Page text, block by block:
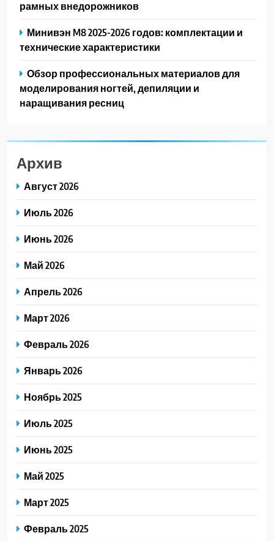
рамных внедорожников
Минивэн M8 2025-2026 годов: комплектации и
технические характеристики
Обзор профессиональных материалов для
моделирования ногтей, депиляции и
наращивания ресниц
Архив
Август 2026
Июль 2026
Июнь 2026
Май 2026
Апрель 2026
Март 2026
Февраль 2026
Январь 2026
Ноябрь 2025
Июль 2025
Июнь 2025
Май 2025
Март 2025
Февраль 2025